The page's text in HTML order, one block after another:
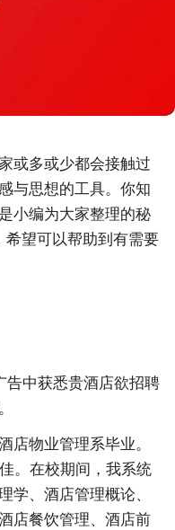
或多或少都会接触过
与思想的工具。你知
小编为大家整理的秘
希望可以帮助到有需要
告中获悉贵酒店欲招聘
店物业管理系毕业。
。在校期间，我系统
学、酒店管理概论、
店餐饮管理、酒店前